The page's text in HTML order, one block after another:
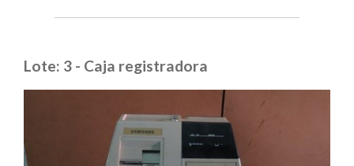
Lote: 3 - Caja registradora